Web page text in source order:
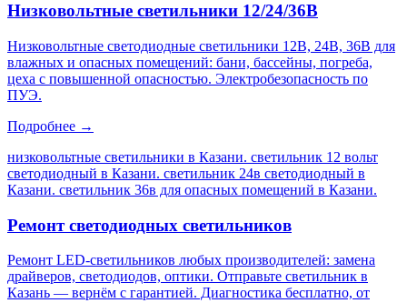
Низковольтные светильники 12/24/36В
Низковольтные светодиодные светильники 12В, 24В, 36В для
влажных и опасных помещений: бани, бассейны, погреба,
цеха с повышенной опасностью. Электробезопасность по
ПУЭ.
Подробнее →
низковольтные светильники в Казани. светильник 12 вольт
светодиодный в Казани. светильник 24в светодиодный в
Казани. светильник 36в для опасных помещений в Казани.
Ремонт светодиодных светильников
Ремонт LED-светильников любых производителей: замена
драйверов, светодиодов, оптики. Отправьте светильник в
Казань — вернём с гарантией. Диагностика бесплатно, от